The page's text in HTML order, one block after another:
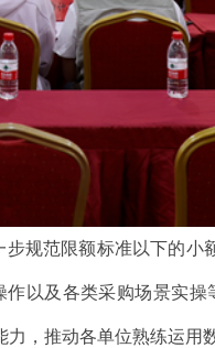
规范限额标准以下的
以及各类采购场景实操
，推动各单位熟练运用